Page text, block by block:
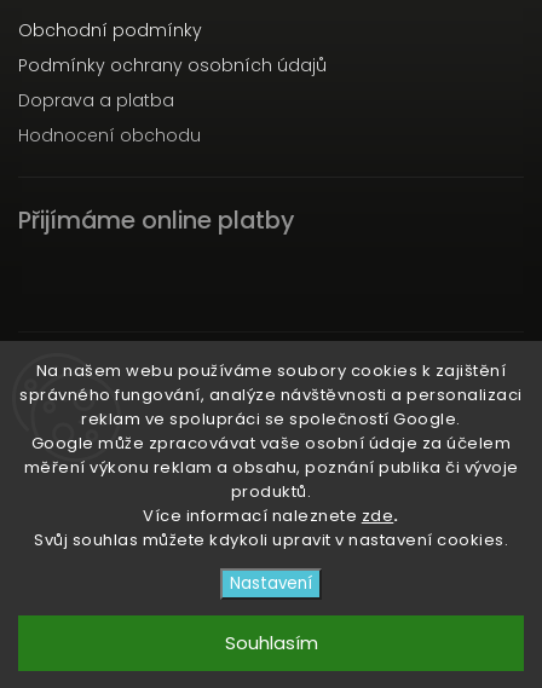
Na našem webu používáme soubory cookies k zajištění
správného fungování, analýze návštěvnosti a personalizaci
reklam ve spolupráci se společností Google.
Google může zpracovávat vaše osobní údaje za účelem
měření výkonu reklam a obsahu, poznání publika či vývoje
produktů.
Více informací naleznete zde.
Svůj souhlas můžete kdykoli upravit v nastavení cookies.
Nastavení
Souhlasím
Obchodní podmínky
Podmínky ochrany osobních údajů
Doprava a platba
Hodnocení obchodu
Přijímáme online platby
Instagram
Ať už ti nic neunikne!
3RACHAshop
vyhrazena.
Upravit nastavení cookies